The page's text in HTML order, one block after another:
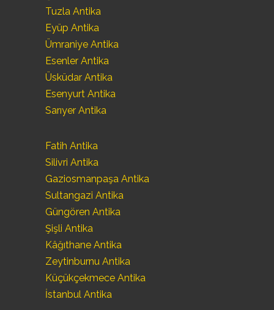
Tuzla Antika
Eyüp Antika
Ümraniye Antika
Esenler Antika
Üsküdar Antika
Esenyurt Antika
Sarıyer Antika
Fatih Antika
Silivri Antika
Gaziosmanpaşa Antika
Sultangazi Antika
Güngören Antika
Şişli Antika
Kâğıthane Antika
Zeytinburnu Antika
Küçükçekmece Antika
İstanbul Antika